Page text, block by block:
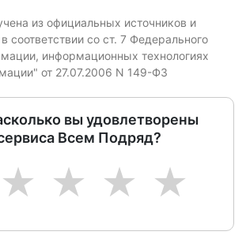
из официальных источников и
соответствии со ст. 7 Федерального
информационных технологиях
от 27.07.2006 N 149-ФЗ
вы удовлетворены
Всем Подряд?
5
4
3
2